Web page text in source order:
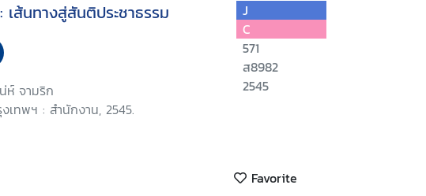
ส้นทางสู่สันติประชาธรรม
ห์ จามริก
เทพฯ : สำนักงาน, 2545.
J
C
571
ส8982
2545
Favorite